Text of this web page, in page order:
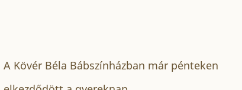
A Kövér Béla Bábszínházban már pénteken